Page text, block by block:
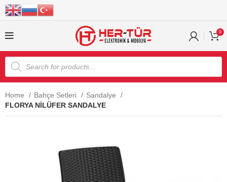
0
Home Bahçe Setleri
Sandalye
FLORYA NİLÜFER SANDALYE